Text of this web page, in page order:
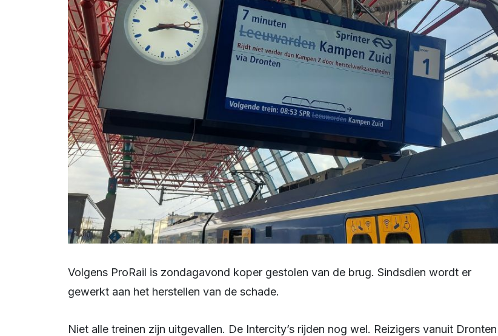
Volgens ProRail is zondagavond koper gestolen van de brug. Sindsdien wordt er
gewerkt aan het herstellen van de schade.
Niet alle treinen zijn uitgevallen. De Intercity’s rijden nog wel. Reizigers vanuit Dronten